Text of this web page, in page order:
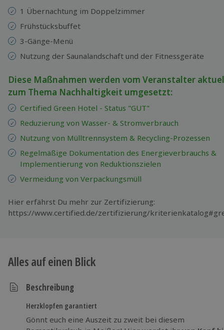
1 Übernachtung im Doppelzimmer
Frühstücksbuffet
3-Gänge-Menü
Nutzung der Saunalandschaft und der Fitnessgeräte
Diese Maßnahmen werden vom Veranstalter
zum Thema Nachhaltigkeit umgesetzt:
Certified Green Hotel - Status "GUT"
Reduzierung von Wasser- & Stromverbrauch
Nutzung von Mülltrennsystem & Recycling-Prozessen
Regelmäßige Dokumentation des Energieverbrauchs &
Implementierung von Reduktionszielen
Vermeidung von Verpackungsmüll
Hier erfährst Du mehr zur Zertifizierung:
https://www.certified.de/zertifizierung/
Alles auf einen Blick
Beschreibung
Herzklopfen garantiert
Gönnt euch eine Auszeit zu zweit bei diesem